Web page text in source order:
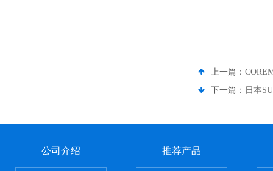
上一篇：
下一篇： 日本
公司介绍 推荐产品